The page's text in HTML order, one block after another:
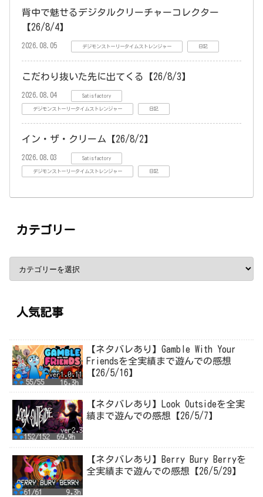
背中で魅せるデジタルクリーチャーコレクター
【26/8/4】
2026.08.05 デジモンストーリータイムストレンジャー 日記
こだわり抜いた先に出てくる【26/8/3】
2026.08.04 Satisfactory
デジモンストーリータイムストレンジャー 日記
イン・ザ・クリーム【26/8/2】
2026.08.03 Satisfactory
デジモンストーリータイムストレンジャー 日記
カテゴリー
人気記事
【ネタバレあり】Gamble With Your
Friendsを全実績まで遊んでの感想
【26/5/16】
【ネタバレあり】Look Outsideを全実
績まで遊んでの感想【26/5/7】
【ネタバレあり】Berry Bury Berryを
全実績まで遊んでの感想【26/5/29】